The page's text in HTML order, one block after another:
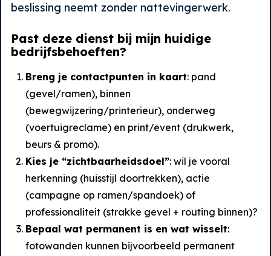
beslissing neemt zonder nattevingerwerk.
Past deze dienst bij mijn huidige
bedrijfsbehoeften?
Breng je contactpunten in kaart: pand
(gevel/ramen), binnen
(bewegwijzering/printerieur), onderweg
(voertuigreclame) en print/event (drukwerk,
beurs & promo).
Kies je “zichtbaarheidsdoel”: wil je vooral
herkenning (huisstijl doortrekken), actie
(campagne op ramen/spandoek) of
professionaliteit (strakke gevel + routing binnen)?
Bepaal wat permanent is en wat wisselt:
fotowanden kunnen bijvoorbeeld permanent